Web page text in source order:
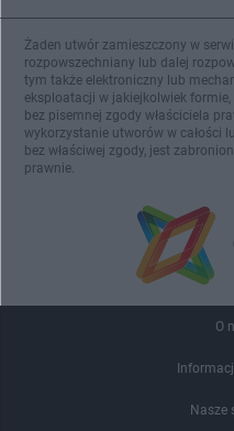
Żaden utwór zamieszczony w
rozpowszechniany lub dalej
tym także elektroniczny lub
eksploatacji w jakiejkolwiek
bez pisemnej zgody właściciela
wykorzystanie utworów w całości
bez właściwej zgody, jest
prawnie.
O
Nasze